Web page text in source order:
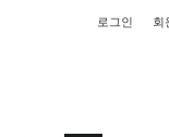
로그인 회